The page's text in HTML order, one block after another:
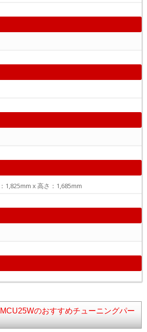
1,825mm x 高さ：1,685mm
のおすすめチューニングパー